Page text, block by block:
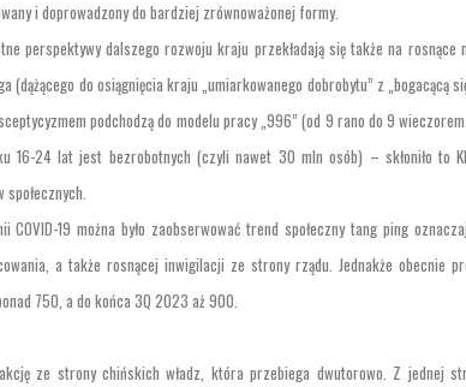
i doprowadzony do bardziej zrównoważonej formy.
perspektywy dalszego rozwoju kraju przekładają się także na
(dążącego do osiągnięcia kraju „umiarkowanego dobrobytu” z „bogacącą
podchodzą do modelu pracy „996” (od 9 rano do 9
16-24 lat jest bezrobotnych (czyli nawet 30 mln osób) – skłoniło to
COVID-19 można było zaobserwować trend społeczny tang ping
a także rosnącej inwigilacji ze strony rządu. Jednakże obecnie
750, a do końca 3Q 2023 aż 900.
ze strony chińskich władz, która przebiega dwutorowo. Z jednej